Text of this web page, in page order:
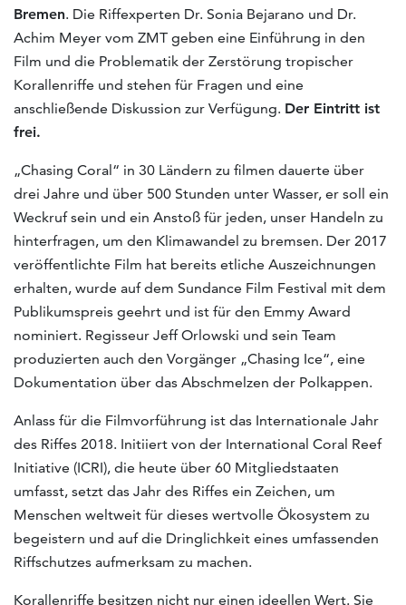
Bremen. Die Riffexperten Dr. Sonia Bejarano und Dr.
Achim Meyer vom ZMT geben eine Einführung in den
Film und die Problematik der Zerstörung tropischer
Korallenriffe und stehen für Fragen und eine
anschließende Diskussion zur Verfügung. Der Eintritt ist
frei.
„Chasing Coral“ in 30 Ländern zu filmen dauerte über
drei Jahre und über 500 Stunden unter Wasser, er soll ein
Weckruf sein und ein Anstoß für jeden, unser Handeln zu
hinterfragen, um den Klimawandel zu bremsen. Der 2017
veröffentlichte Film hat bereits etliche Auszeichnungen
erhalten, wurde auf dem Sundance Film Festival mit dem
Publikumspreis geehrt und ist für den Emmy Award
nominiert. Regisseur Jeff Orlowski und sein Team
produzierten auch den Vorgänger „Chasing Ice“, eine
Dokumentation über das Abschmelzen der Polkappen.
Anlass für die Filmvorführung ist das Internationale Jahr
des Riffes 2018. Initiiert von der International Coral Reef
Initiative (ICRI), die heute über 60 Mitgliedstaaten
umfasst, setzt das Jahr des Riffes ein Zeichen, um
Menschen weltweit für dieses wertvolle Ökosystem zu
begeistern und auf die Dringlichkeit eines umfassenden
Riffschutzes aufmerksam zu machen.
Korallenriffe besitzen nicht nur einen ideellen Wert. Sie